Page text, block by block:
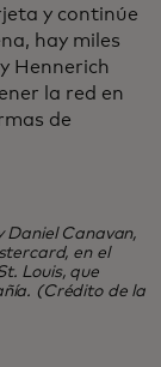
y continúe
hay miles
Hennerich
la red en
de
Daniel Canavan,
en el
Louis, que
(Crédito de la